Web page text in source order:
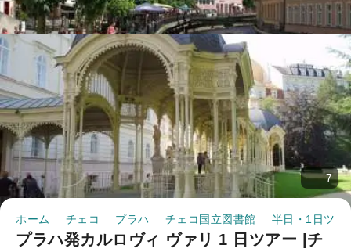
7
ホーム チェコ プラハ チェコ国立図書館 半日・1日ツア
プラハ発カルロヴィ ヴァリ 1 日ツアー |チ